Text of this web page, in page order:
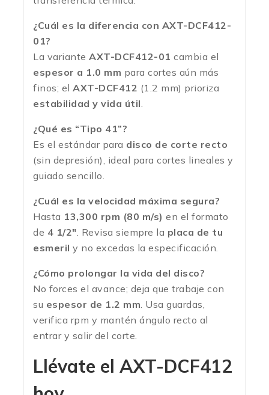
¿Cuál es la diferencia con AXT-DCF412-
01?
La variante AXT-DCF412-01 cambia el
espesor a 1.0 mm para cortes aún más
finos; el AXT-DCF412 (1.2 mm) prioriza
estabilidad y vida útil.
¿Qué es “Tipo 41”?
Es el estándar para disco de corte recto
(sin depresión), ideal para cortes lineales y
guiado sencillo.
¿Cuál es la velocidad máxima segura?
Hasta 13,300 rpm (80 m/s) en el formato
de 4 1/2″. Revisa siempre la placa de tu
esmeril y no excedas la especificación.
¿Cómo prolongar la vida del disco?
No forces el avance; deja que trabaje con
su espesor de 1.2 mm. Usa guardas,
verifica rpm y mantén ángulo recto al
entrar y salir del corte.
Llévate el AXT-DCF412